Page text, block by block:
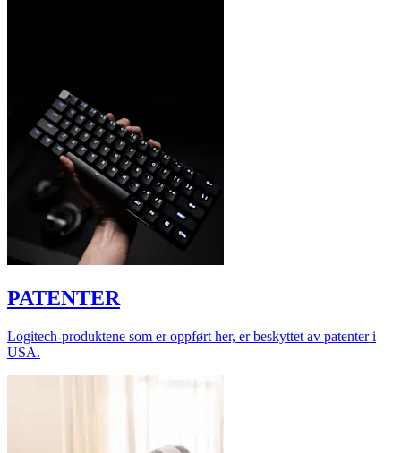
PATENTER
Logitech-produktene som er oppført her, er beskyttet av patenter i
USA.